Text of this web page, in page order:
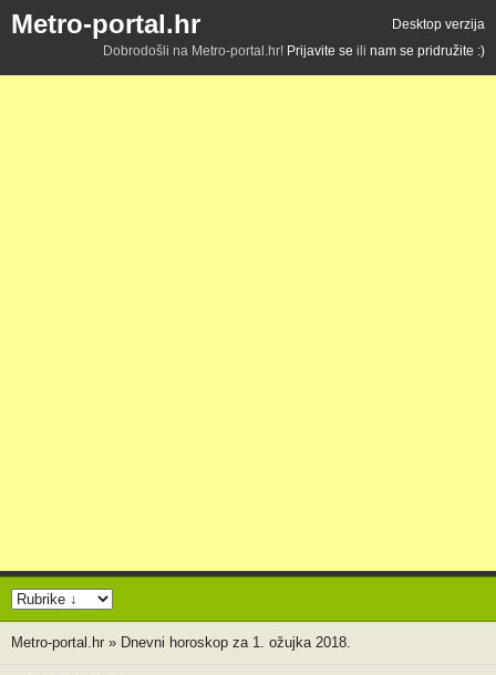
Metro-portal.hr
Desktop verzija
Dobrodošli na Metro-portal.hr! Prijavite se ili nam se pridružite :)
Metro-portal.hr » Dnevni horoskop za 1. ožujka 2018.